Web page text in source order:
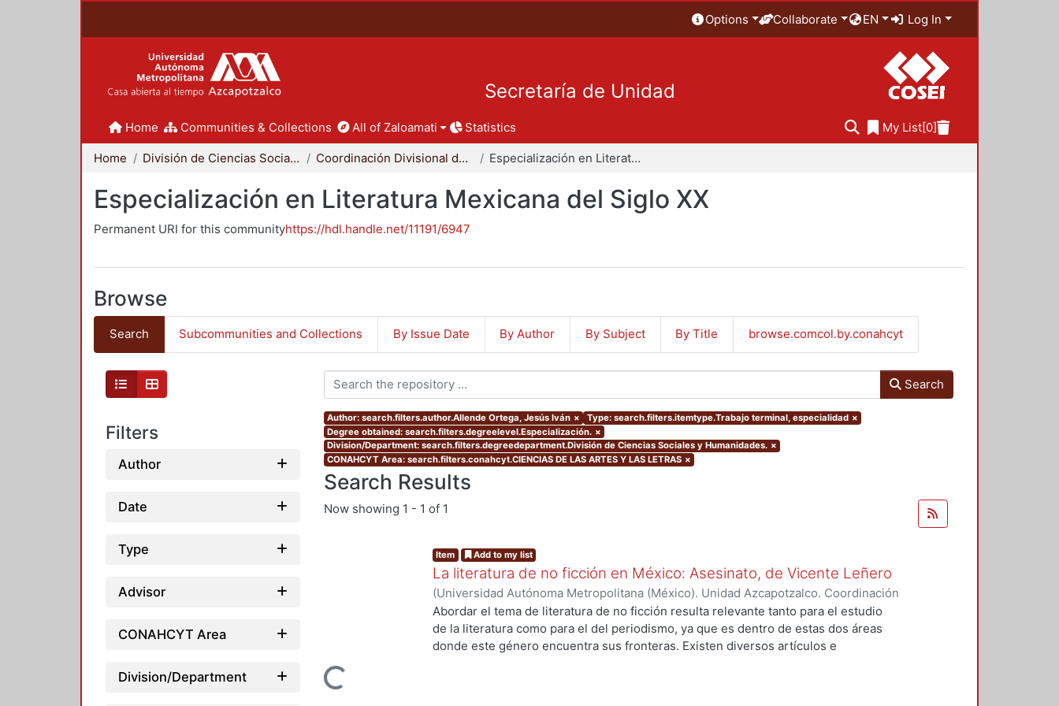
Options Collaborate EN Log In
Secretaría de Unidad
Home Communities & Collections All of Zaloamati Statistics My List[0]
Home División de Ciencias Sociales y Humanidades Coordinación Divisional de Posgrado Especialización en Literatura Mexicana del Siglo XX
Especialización en Literatura Mexicana del Siglo XX
Permanent URI for this communityhttps://hdl.handle.net/11191/6947
Browse
Search Subcommunities and Collections By Issue Date By Author By Subject By Title browse.comcol.by.conahcyt
Filters
Author
Date
Type
Advisor
CONAHCYT Area
Division/Department
Search
Author: search.filters.author.Allende Ortega, Jesús Iván × Type: search.filters.itemtype.Trabajo terminal, especialidad ×
Degree obtained: search.filters.degreelevel.Especialización. ×
Division/Department: search.filters.degreedepartment.División de Ciencias Sociales y Humanidades. ×
CONAHCYT Area: search.filters.conahcyt.CIENCIAS DE LAS ARTES Y LAS LETRAS ×
Search Results
Now showing 1 - 1 of 1
Loading...
Item Add to my list
La literatura de no ficción en México: Asesinato, de Vicente Leñero
(Universidad Autónoma Metropolitana (México). Unidad Azcapotzalco. Coordinación
de Servicios de Información.,2023-10)Allende Ortega, Jesús Iván
Abordar el tema de literatura de no ficción resulta relevante tanto para el estudio
de la literatura como para el del periodismo, ya que es dentro de estas dos áreas
donde este género encuentra sus fronteras. Existen diversos artículos e